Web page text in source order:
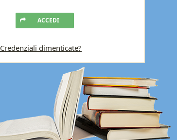
ACCEDI
Credenziali dimenticate?